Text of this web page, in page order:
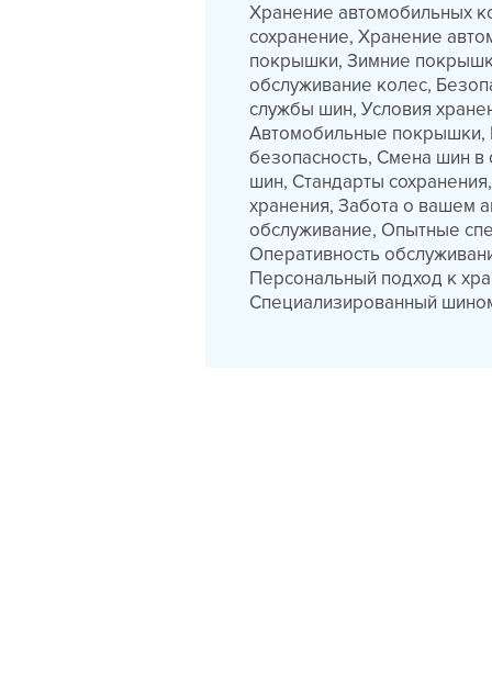
Хранение автомобильных
сохранение, Хранение
покрышки, Зимние
обслуживание колес,
службы шин, Условия
Автомобильные покрышки,
безопасность, Смена шин
шин, Стандарты
хранения, Забота о вашем
обслуживание, Опытные
Оперативность
Персональный подход к
Специализированный